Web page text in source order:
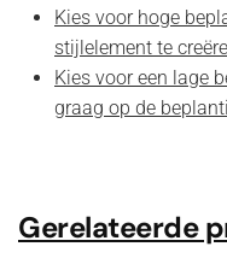
Kies voor hoge
stijlelement te
Kies voor een lage
graag op de
Gerelateerde